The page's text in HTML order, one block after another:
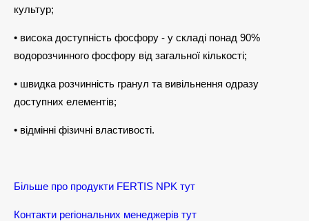
культур;
• висока доступність фосфору - у складі понад 90%
водорозчинного фосфору від загальної кількості;
• швидка розчинність гранул та вивільнення одразу
доступних елементів;
• відмінні фізичні властивості.
Більше про продукти FERTIS NPK тут
Контакти регіональних менеджерів тут